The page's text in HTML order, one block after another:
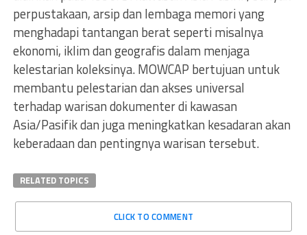
perpustakaan, arsip dan lembaga memori yang
menghadapi tantangan berat seperti misalnya
ekonomi, iklim dan geografis dalam menjaga
kelestarian koleksinya. MOWCAP bertujuan untuk
membantu pelestarian dan akses universal
terhadap warisan dokumenter di kawasan
Asia/Pasifik dan juga meningkatkan kesadaran akan
keberadaan dan pentingnya warisan tersebut.
RELATED TOPICS
CLICK TO COMMENT